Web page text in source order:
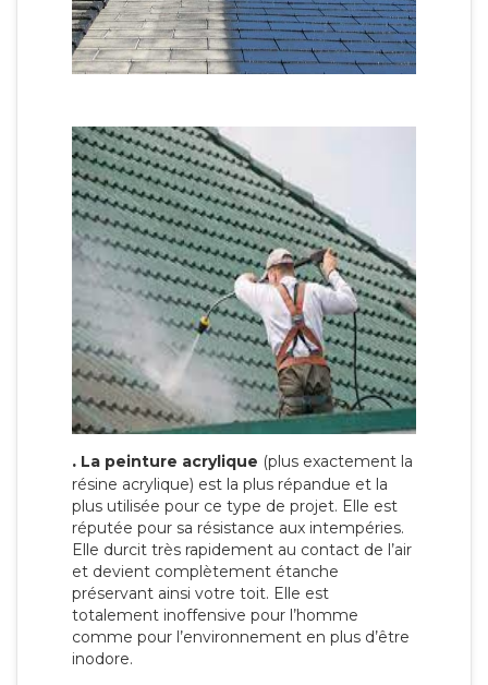
. La peinture acrylique (plus exactement la
résine acrylique) est la plus répandue et la
plus utilisée pour ce type de projet. Elle est
réputée pour sa résistance aux intempéries.
Elle durcit très rapidement au contact de l’air
et devient complètement étanche
préservant ainsi votre toit. Elle est
totalement inoffensive pour l’homme
comme pour l’environnement en plus d’être
inodore.